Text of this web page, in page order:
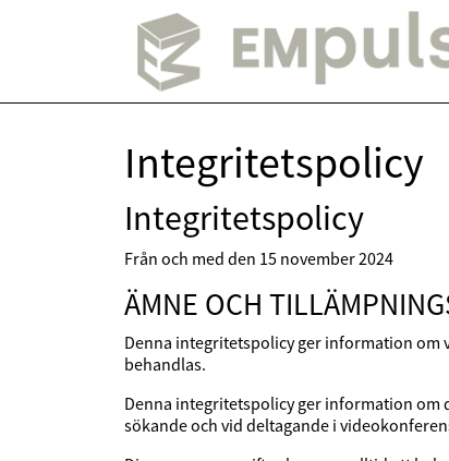
Integritetspolicy
Integritetspolicy
Från och med den 15 november 2024
ÄMNE OCH
Denna integritetspolicy ger information om
behandlas.
Denna integritetspolicy ger information om
sökande och vid deltagande i